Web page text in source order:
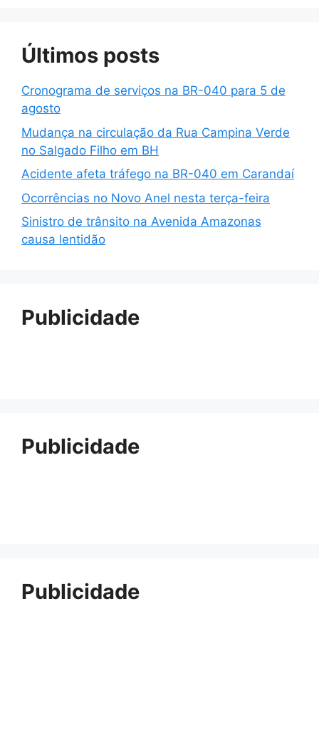
Últimos posts
Cronograma de serviços na BR-040 para 5 de
agosto
Mudança na circulação da Rua Campina Verde
no Salgado Filho em BH
Acidente afeta tráfego na BR-040 em Carandaí
Ocorrências no Novo Anel nesta terça-feira
Sinistro de trânsito na Avenida Amazonas
causa lentidão
Publicidade
Publicidade
Publicidade